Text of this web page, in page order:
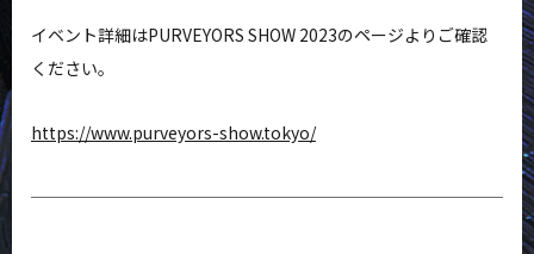
イベント詳細はPURVEYORS SHOW 2023のページよりご確認
ください。
https://www.purveyors-show.tokyo/